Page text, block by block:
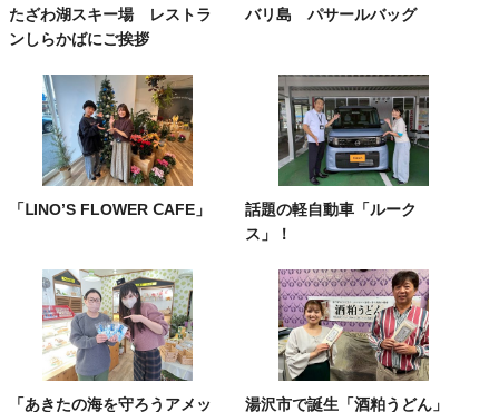
たざわ湖スキー場 レストラ
ンしらかばにご挨拶
バリ島 パサールバッグ
「ⅬINO’S FLOWER ⅭAFE」
話題の軽自動車「ルーク
ス」！
「あきたの海を守ろうアメッ
湯沢市で誕生「酒粕うどん」